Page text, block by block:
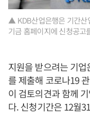
▲ KDB산업은행은 기간산
기금 홈페이지에 신청공고
지원을 받으려는 기
를 제출해 코로나19
이 검토의견과 함께
다. 신청기간은 12월